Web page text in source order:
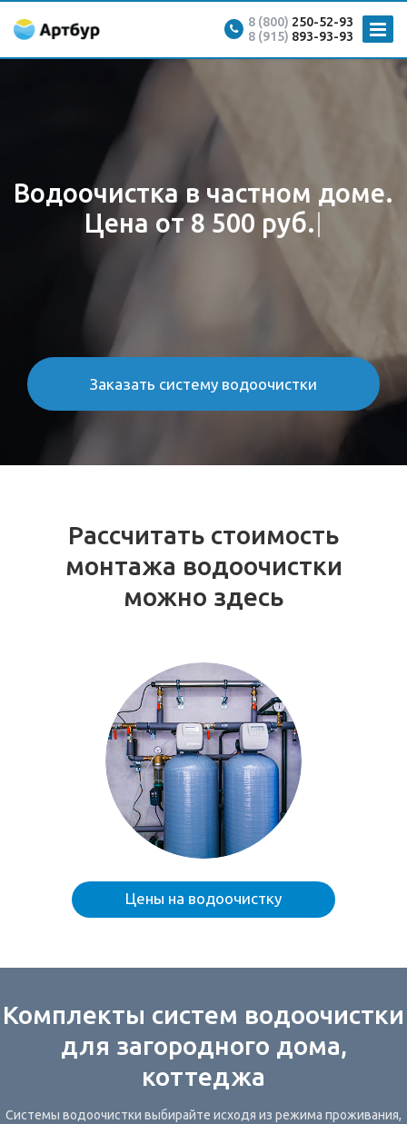
8 (800) 250-52-93
8 (915) 893-93-93
Водоочистка в частном доме.
Цена от 8 500 руб.|
Заказать систему водоочистки
Рассчитать стоимость
монтажа водоочистки
можно здесь
Цены на водоочистку
Комплекты систем водоочистки
для загородного дома,
коттеджа
Системы водоочистки выбирайте исходя из режима проживания,